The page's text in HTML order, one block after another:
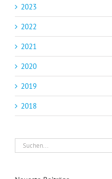
2023
2022
2021
2020
2019
2018
Suche
nach: